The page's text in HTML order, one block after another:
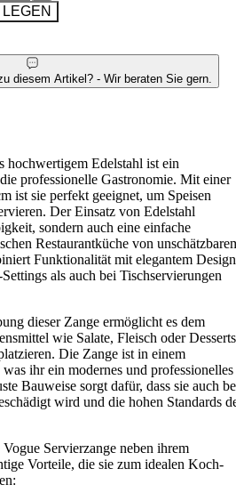
diesem Artikel? - Wir beraten Sie gern.
hochwertigem Edelstahl ist ein
professionelle Gastronomie. Mit einer
ist sie perfekt geeignet, um Speisen
Der Einsatz von Edelstahl
sondern auch eine einfache
Restaurantküche von
Funktionalität mit elegantem
als auch bei Tischservierungen
dieser Zange ermöglicht es dem
wie Salate, Fleisch oder Desserts
Die Zange ist in einem
ihr ein modernes und professionelles
Bauweise sorgt dafür, dass sie auch
wird und die hohen Standards
Servierzange neben ihrem
Vorteile, die sie zum idealen Koch-